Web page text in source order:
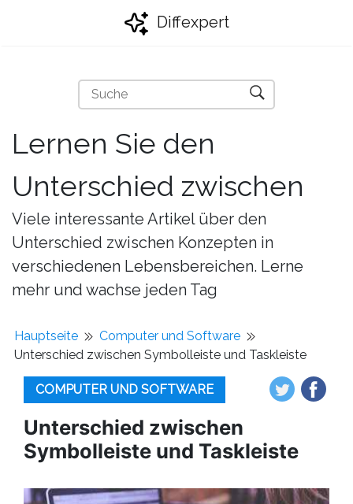
Diffexpert
Lernen Sie den
Unterschied zwischen
Viele interessante Artikel über den
Unterschied zwischen Konzepten in
verschiedenen Lebensbereichen. Lerne
mehr und wachse jeden Tag
Hauptseite
Computer und Software
Unterschied zwischen Symbolleiste und Taskleiste
COMPUTER UND SOFTWARE
Unterschied zwischen
Symbolleiste und Taskleiste